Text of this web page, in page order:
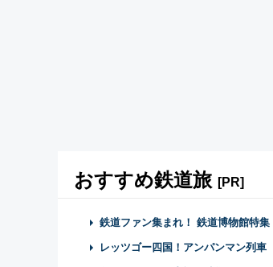
おすすめ鉄道旅 [PR]
鉄道ファン集まれ！ 鉄道博物館特集
レッツゴー四国！アンパンマン列車